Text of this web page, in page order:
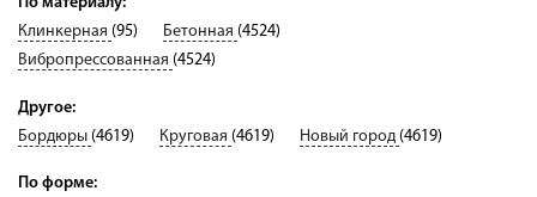
Доставка
Сотрудничество
Галерея объектов
Контакты
Клинкерная (95) Бетонная (4524)
Вибропрессованная (4524)
Другое:
Бордюры (4619) Круговая (4619) Новый город (4619)
По форме: